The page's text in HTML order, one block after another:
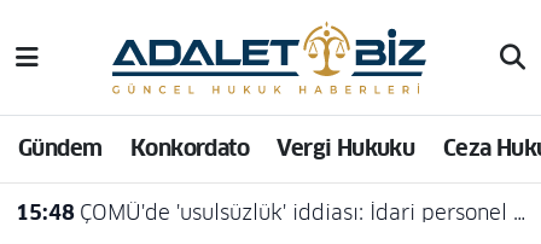
Gündem Konkordato Vergi Hukuku Ceza
15:48 ÇOMÜ'de 'usulsüzlük' iddiası: İdari personel açığa alındı
Hava Durumu
Trafik Durumu
Süper Lig Puan Durumu ve Fikstür